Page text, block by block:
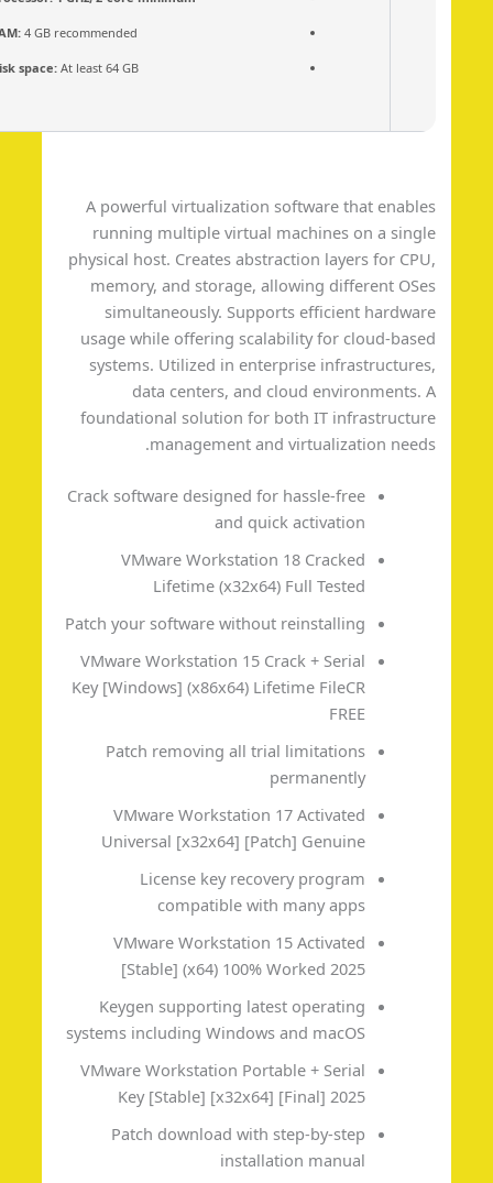
RAM:4 GB recommended
Disk space:At least 64 GB
A powerful virtualization software that
running multiple virtual machines on a
physical host. Creates abstraction layers for
memory, and storage, allowing different
simultaneously. Supports efficient
usage while offering scalability for cloud-
systems. Utilized in enterprise
data centers, and cloud environments.
foundational solution for both IT
management and virtualization
Crack software designed for hassle-free
and quick activation
VMware Workstation 18 Cracked
Lifetime (x32x64) Full Tested
Patch your software without reinstalling
VMware Workstation 15 Crack + Serial
Key [Windows] (x86x64) Lifetime FileCR
Patch removing all trial limitations
permanently
VMware Workstation 17 Activated
Universal [x32x64] [Patch] Genuine
License key recovery program
compatible with many apps
VMware Workstation 15 Activated
[Stable] (x64) 100% Worked 2025
Keygen supporting latest operating
systems including Windows and macOS
VMware Workstation Portable + Serial
Key [Stable] [x32x64] [Final] 2025
Patch download with step-by-step
installation manual